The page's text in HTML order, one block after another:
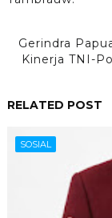
Gerindra
Kinerja TNI-
RELATED POST
SOSIAL